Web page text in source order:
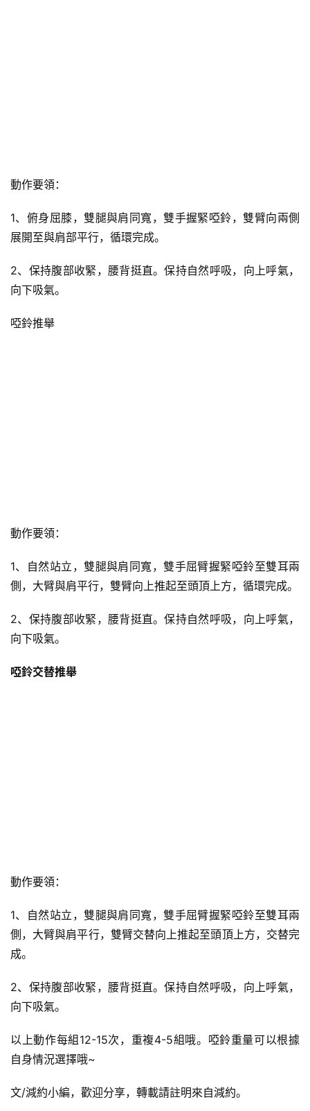
動作要領：
1、俯身屈膝，雙腿與肩同寬，雙手握緊啞鈴，雙臂向兩側
展開至與肩部平行，循環完成。
2、保持腹部收緊，腰背挺直。保持自然呼吸，向上呼氣，
向下吸氣。
啞鈴推舉
動作要領：
1、自然站立，雙腿與肩同寬，雙手屈臂握緊啞鈴至雙耳兩
側，大臂與肩平行，雙臂向上推起至頭頂上方，循環完成。
2、保持腹部收緊，腰背挺直。保持自然呼吸，向上呼氣，
向下吸氣。
啞鈴交替推舉
動作要領：
1、自然站立，雙腿與肩同寬，雙手屈臂握緊啞鈴至雙耳兩
側，大臂與肩平行，雙臂交替向上推起至頭頂上方，交替完
成。
2、保持腹部收緊，腰背挺直。保持自然呼吸，向上呼氣，
向下吸氣。
以上動作每組12-15次，重複4-5組哦。啞鈴重量可以根據
自身情況選擇哦~
文/減約小編，歡迎分享，轉載請註明來自減約。